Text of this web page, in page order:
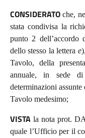
CONSIDERATO che,
stata condivisa la
punto 2 dell’accordo
dello stesso la lettera e
Tavolo, della
annuale, in sede di
determinazioni assunte
Tavolo medesimo;
VISTA la nota prot.
quale l’Ufficio per il